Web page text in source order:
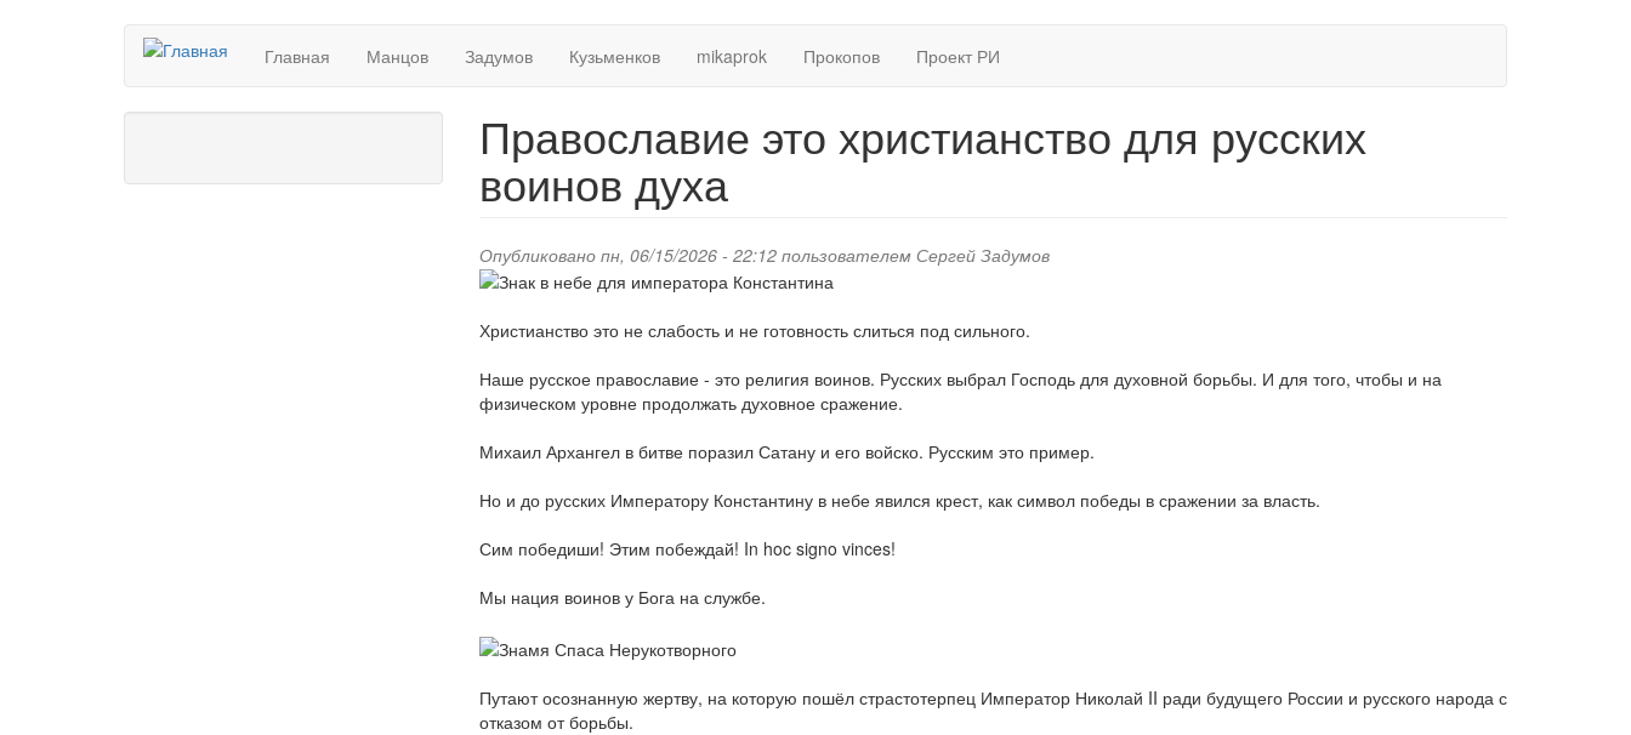
Главная Манцов Задумов Кузьменков mikaprok Прокопов Проект РИ
Православие это христианство для русских
воинов духа
Опубликовано пн, 06/15/2026 - 22:12 пользователем Сергей Задумов
Христианство это не слабость и не готовность слиться под сильного.
Наше русское православие - это религия воинов. Русских выбрал Господь для духовной борьбы. И для того, чтобы и на
физическом уровне продолжать духовное сражение.
Михаил Архангел в битве поразил Сатану и его войско. Русским это пример.
Но и до русских Императору Константину в небе явился крест, как символ победы в сражении за власть.
Сим победиши! Этим побеждай! In hoc signo vinces!
Мы нация воинов у Бога на службе.
Путают осознанную жертву, на которую пошёл страстотерпец Император Николай II ради будущего России и русского народа с
отказом от борьбы.